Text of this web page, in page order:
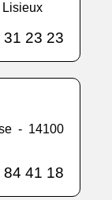
Lisieux
23 23
- 14100
41 18